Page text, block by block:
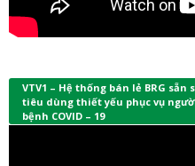
VTV1 – Hệ thống bán lẻ BRG
tiêu dùng thiết yếu phục vụ
bệnh COVID – 19